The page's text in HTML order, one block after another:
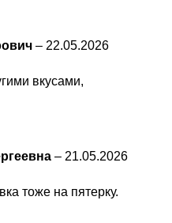
– 22.05.2026
вкусами,
– 21.05.2026
тоже на пятерку.